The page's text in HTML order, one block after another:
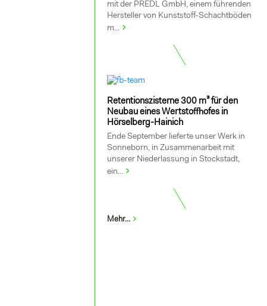
mit der PREDL GmbH, einem führenden
Hersteller von Kunststoff-Schachtböden
m...
Retentionszisterne 300 m³ für den
Neubau eines Wertstoffhofes in
Hörselberg-Hainich
Ende September lieferte unser Werk in
Sonneborn, in Zusammenarbeit mit
unserer Niederlassung in Stockstadt,
ein...
Mehr...